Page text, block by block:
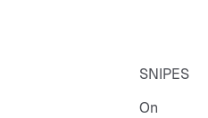
SNIPES
On